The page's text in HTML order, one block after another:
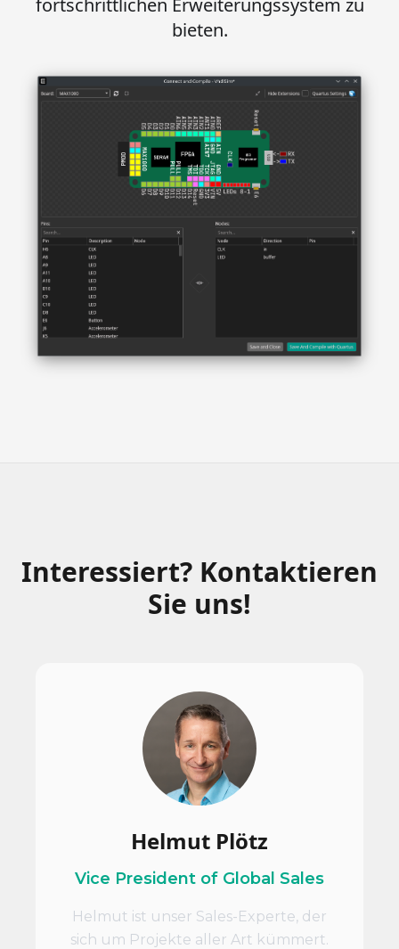
fortschrittlichen Erweiterungssystem zu
bieten.
Interessiert? Kontaktieren
Sie uns!
Helmut Plötz
Vice President of Global Sales
Helmut ist unser Sales-Experte, der
sich um Projekte aller Art kümmert.